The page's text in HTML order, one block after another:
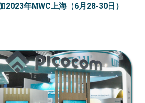
2023年MWC上海（6月28-30日）